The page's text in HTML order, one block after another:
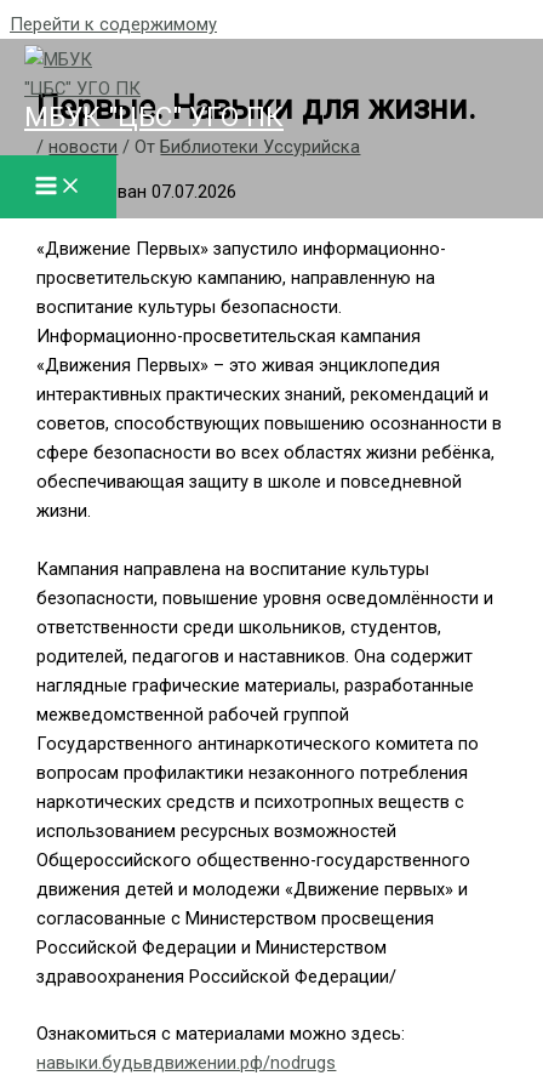
Перейти к содержимому
МБУК "ЦБС" УГО ПК
Первые. Навыки для жизни.
/новости / ОтБиблиотеки Уссурийска
Опубликован 07.07.2026
«Движение Первых» запустило информационно-
просветительскую кампанию, направленную на
воспитание культуры безопасности.
Информационно-просветительская кампания
«Движения Первых» – это живая энциклопедия
интерактивных практических знаний, рекомендаций и
советов, способствующих повышению осознанности в
сфере безопасности во всех областях жизни ребёнка,
обеспечивающая защиту в школе и повседневной
жизни.
Кампания направлена на воспитание культуры
безопасности, повышение уровня осведомлённости и
ответственности среди школьников, студентов,
родителей, педагогов и наставников. Она содержит
наглядные графические материалы, разработанные
межведомственной рабочей группой
Государственного антинаркотического комитета по
вопросам профилактики незаконного потребления
наркотических средств и психотропных веществ с
использованием ресурсных возможностей
Общероссийского общественно-государственного
движения детей и молодежи «Движение первых» и
согласованные с Министерством просвещения
Российской Федерации и Министерством
здравоохранения Российской Федерации/
Ознакомиться с материалами можно здесь:
навыки.будьвдвижении.рф/nodrugs